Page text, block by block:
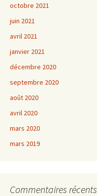
octobre 2021
juin 2021
avril 2021
janvier 2021
décembre 2020
septembre 2020
août 2020
avril 2020
mars 2020
mars 2019
Commentaires récents